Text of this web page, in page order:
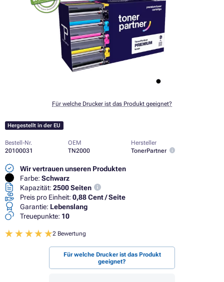
Für welche Drucker ist das Produkt geeignet?
Hergestellt in der EU
Bestell-Nr.
20100031
OEM
TN2000
Hersteller
TonerPartner
Wir vertrauen unseren Produkten
Farbe: Schwarz
Kapazität: 2500 Seiten
Preis pro Einheit: 0,88 Cent / Seite
Garantie: Lebenslang
Treuepunkte: 10
2 Bewertung
Für welche Drucker ist das Produkt
geeignet?